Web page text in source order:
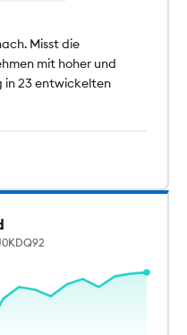
Misst die
mit hoher und
23 entwickelten